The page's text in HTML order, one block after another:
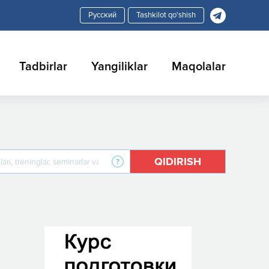
Tashkilot qo'shish
Tadbirlar Yangiliklar Maqolalar
QIDIRISH